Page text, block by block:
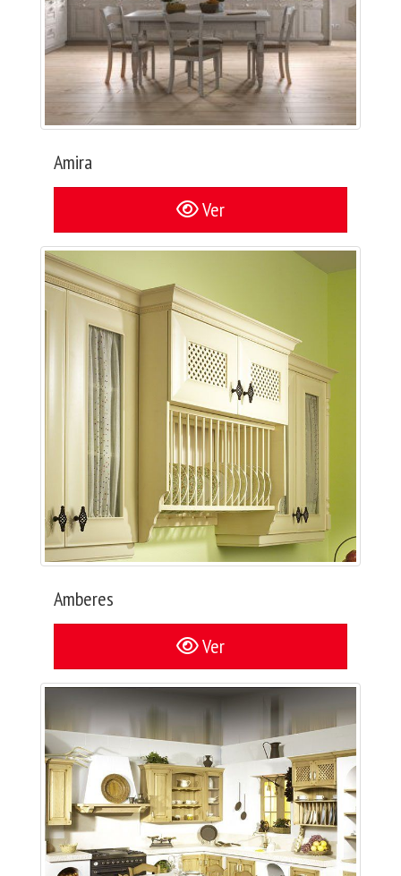
Amira
Ver
Amberes
Ver